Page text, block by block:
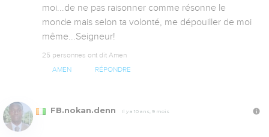
moi...de ne pas raisonner comme résonne le
monde mais selon ta volonté, me dépouiller de moi
même...Seigneur!
25 personnes ont dit Amen
AMEN RÉPONDRE
FB.nokan.denn Il y a 10 ans, 9 mois